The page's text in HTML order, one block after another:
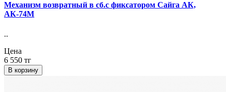
Механизм возвратный в сб.с фиксатором Сайга АК,
АК-74М
..
Цена
6 550 тг
В корзину